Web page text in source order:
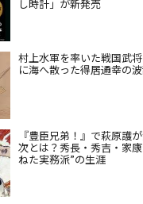
し時計」が新発売
村上水軍を率いた戦国武
に海へ散った得居通幸の
『豊臣兄弟！』で萩原護
次とは？秀長・秀吉・家
ねた実務派”の生涯